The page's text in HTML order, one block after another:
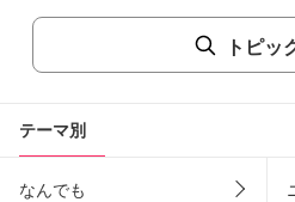
トピッ
テーマ別
なんでも